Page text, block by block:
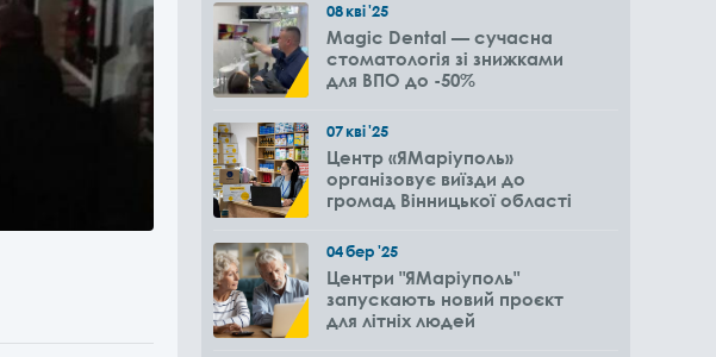
08кві'25
Magic Dental — сучасна
стоматологія зі знижками
для ВПО до -50%
07кві'25
Центр «ЯМаріуполь»
організовує виїзди до
громад Вінницької області
04бер'25
Центри "ЯМаріуполь"
запускають новий проєкт
для літніх людей